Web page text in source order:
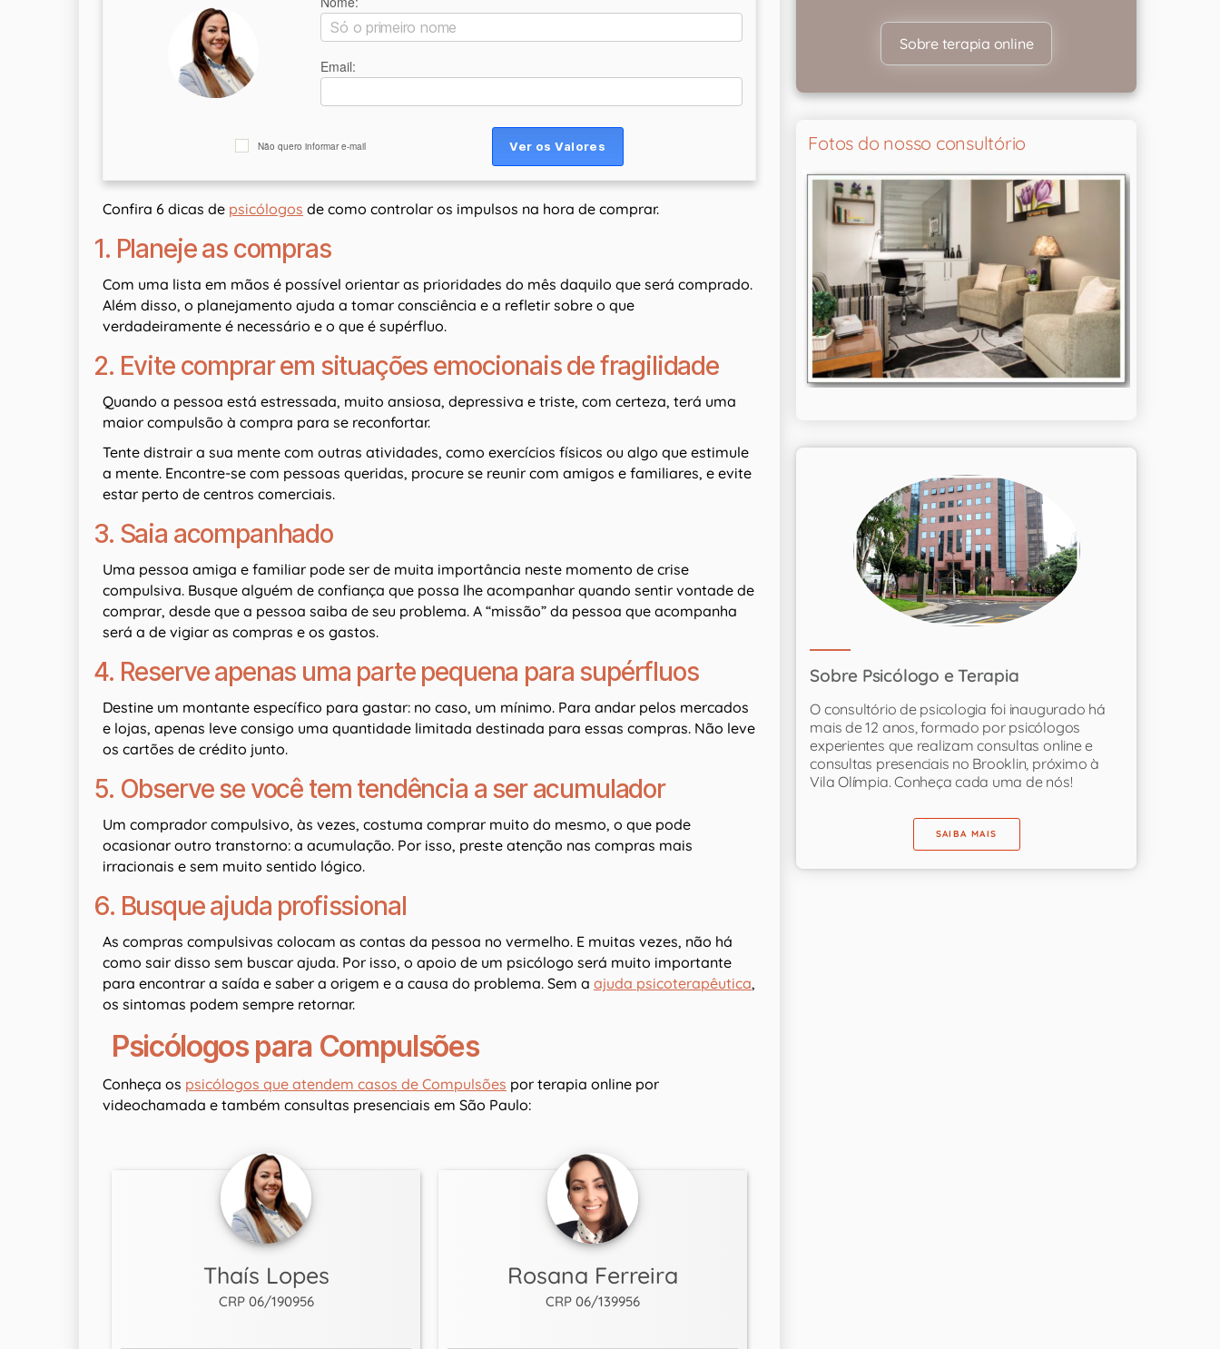
Email:
Não quero informar e-mail
Confira 6 dicas de psicólogos de como controlar os impulsos na hora de comprar.
1. Planeje as compras
Com uma lista em mãos é possível orientar as prioridades do mês daquilo que será comprado.
Além disso, o planejamento ajuda a tomar consciência e a refletir sobre o que
verdadeiramente é necessário e o que é supérfluo.
2. Evite comprar em situações emocionais de fragilidade
Quando a pessoa está estressada, muito ansiosa, depressiva e triste, com certeza, terá uma
maior compulsão à compra para se reconfortar.
Tente distrair a sua mente com outras atividades, como exercícios físicos ou algo que estimule
a mente. Encontre-se com pessoas queridas, procure se reunir com amigos e familiares, e evite
estar perto de centros comerciais.
3. Saia acompanhado
Uma pessoa amiga e familiar pode ser de muita importância neste momento de crise
compulsiva. Busque alguém de confiança que possa lhe acompanhar quando sentir vontade de
comprar, desde que a pessoa saiba de seu problema. A “missão” da pessoa que acompanha
será a de vigiar as compras e os gastos.
4. Reserve apenas uma parte pequena para supérfluos
Destine um montante específico para gastar: no caso, um mínimo. Para andar pelos mercados
e lojas, apenas leve consigo uma quantidade limitada destinada para essas compras. Não leve
os cartões de crédito junto.
5. Observe se você tem tendência a ser acumulador
Um comprador compulsivo, às vezes, costuma comprar muito do mesmo, o que pode
ocasionar outro transtorno: a acumulação. Por isso, preste atenção nas compras mais
irracionais e sem muito sentido lógico.
6. Busque ajuda profissional
As compras compulsivas colocam as contas da pessoa no vermelho. E muitas vezes, não há
como sair disso sem buscar ajuda. Por isso, o apoio de um psicólogo será muito importante
para encontrar a saída e saber a origem e a causa do problema. Sem a ajuda psicoterapêutica,
os sintomas podem sempre retornar.
Psicólogos para Compulsões
Conheça os psicólogos que atendem casos de Compulsões por terapia online por
videochamada e também consultas presenciais em São Paulo:
Thaís Lopes
CRP 06/190956
Rosana Ferreira
CRP 06/139956
Sobre terapia online
Fotos do nosso consultório
Sobre Psicólogo e Terapia
O consultório de psicologia foi inaugurado há
mais de 12 anos, formado por psicólogos
experientes que realizam consultas online e
consultas presenciais no Brooklin, próximo à
Vila Olímpia. Conheça cada uma de nós!
SAIBA MAIS